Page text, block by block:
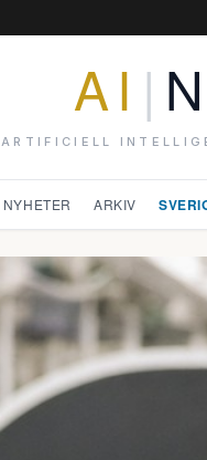
AI |
ARTIFICIELL
NYHETER ARKIV